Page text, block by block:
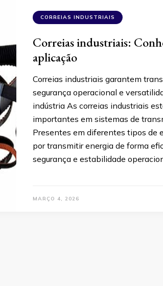
CORREIAS INDUSTRIAIS
Correias industriais:
aplicação
Correias industriais garantem
segurança operacional e
indústria As correias industriais
importantes em sistemas de
Presentes em diferentes tipos de
por transmitir energia de forma
segurança e estabilidade
MARÇO 4, 2026